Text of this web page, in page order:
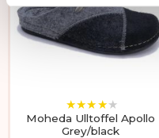
Moheda Ulltoffel Apollo
Grey/black
★★★★★